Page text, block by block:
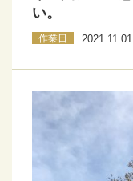
い。
作業日 2021.11.01